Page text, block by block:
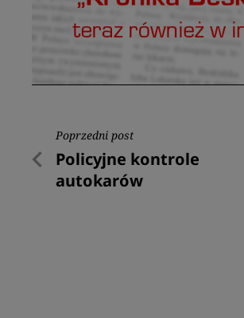
Nawigacja
wpisu
Poprzedni post
Poprzedni
post
Policyjne kontrole
autokarów